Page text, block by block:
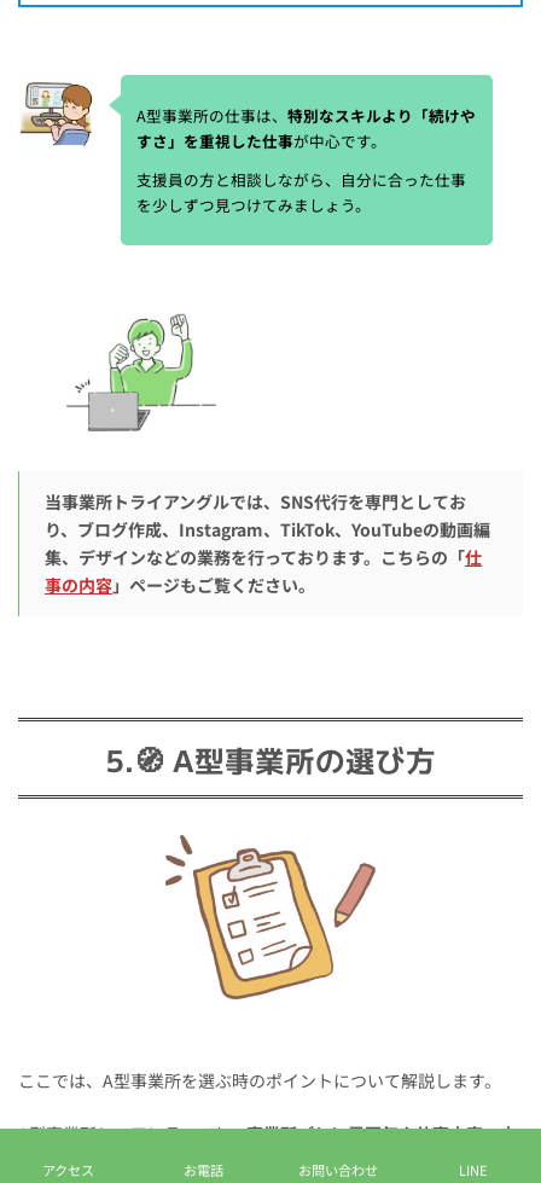
A型事業所の仕事は、 特別なスキルより「続けや
すさ」を重視した仕事が中心です。
支援員の方と相談しながら、自分に合った仕事
を少しずつ見つけてみましょう。
当事業所トライアングルでは、SNS代行を専門としてお
り、ブログ作成、Instagram、TikTok、YouTubeの動画編
集、デザインなどの業務を行っております。こちらの「仕
事の内容」ページもご覧ください。
5.🧭 A型事業所の選び方
ここでは、A型事業所を選ぶ時のポイントについて解説します。
A型事業所と一口に言っても、事業所ごとに雰囲気や仕事内容、支
援のスタイルは大きく異なる
ので、事業所選びは働きやすさや続
アクセス お電話 お問い合わせ LINE